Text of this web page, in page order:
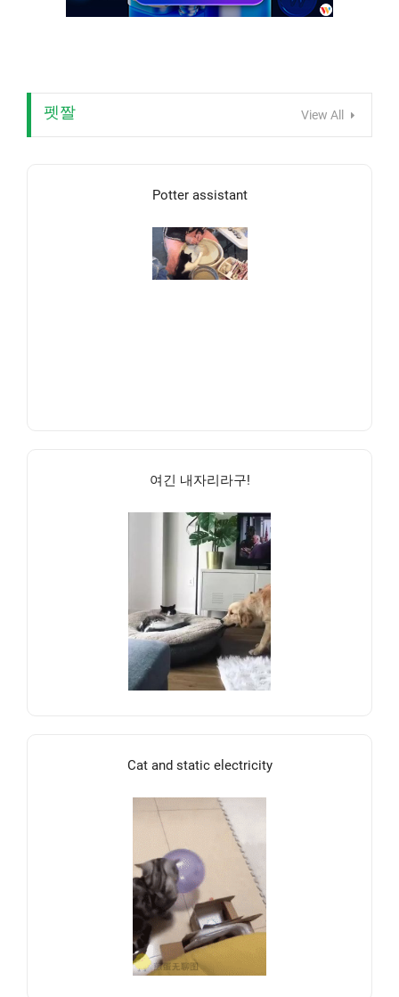
펫짤 View All
Potter assistant
여긴 내자리라구!
Cat and static electricity